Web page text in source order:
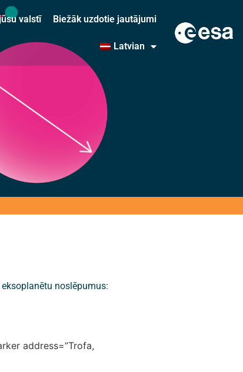
valstī Biežāk uzdotie jautājumi
Latvian
noslēpumus:
address=”Trofa,